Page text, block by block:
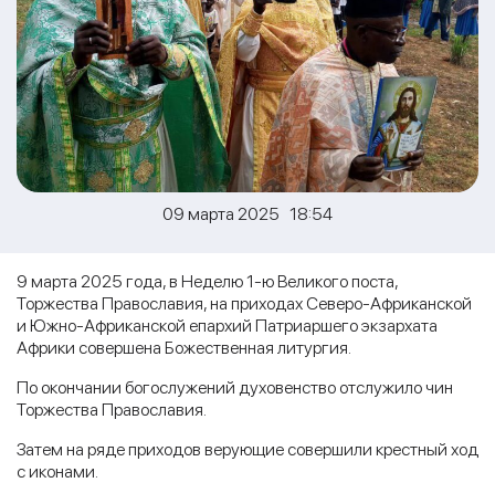
09 марта 2025 18:54
9 марта 2025 года, в Неделю 1-ю Великого поста,
Торжества Православия, на приходах Северо-Африканской
и Южно-Африканской епархий Патриаршего экзархата
Африки совершена Божественная литургия.
По окончании богослужений духовенство отслужило чин
Торжества Православия.
Затем на ряде приходов верующие совершили крестный ход
с иконами.